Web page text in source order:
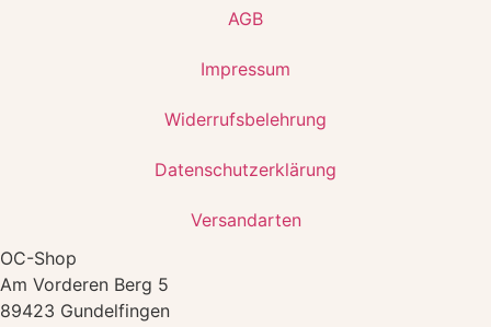
OC-Shop
Am Vorderen Berg 5
89423 Gundelfingen
AGB
Impressum
Widerrufsbelehrung
Datenschutzerklärung
Versandarten